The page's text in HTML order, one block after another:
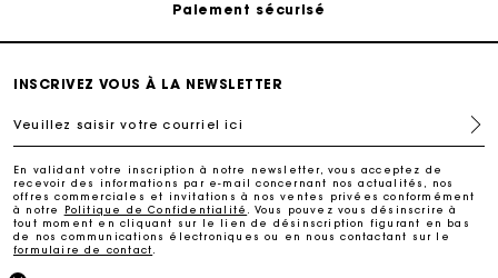
Paiement sécurisé
Livraison à domicile offerte sous 2 à 3 jours ouvrés.
Paiement sécurisé
INSCRIVEZ VOUS À LA NEWSLETTER
Veuillez saisir votre courriel ici
En validant votre inscription à notre newsletter, vous acceptez de
recevoir des informations par e-mail concernant nos actualités, nos
offres commerciales et invitations à nos ventes privées conformément
à notre
Politique de Confidentialité
. Vous pouvez vous désinscrire à
tout moment en cliquant sur le lien de désinscription figurant en bas
de nos communications électroniques ou en nous contactant sur le
formulaire de contact